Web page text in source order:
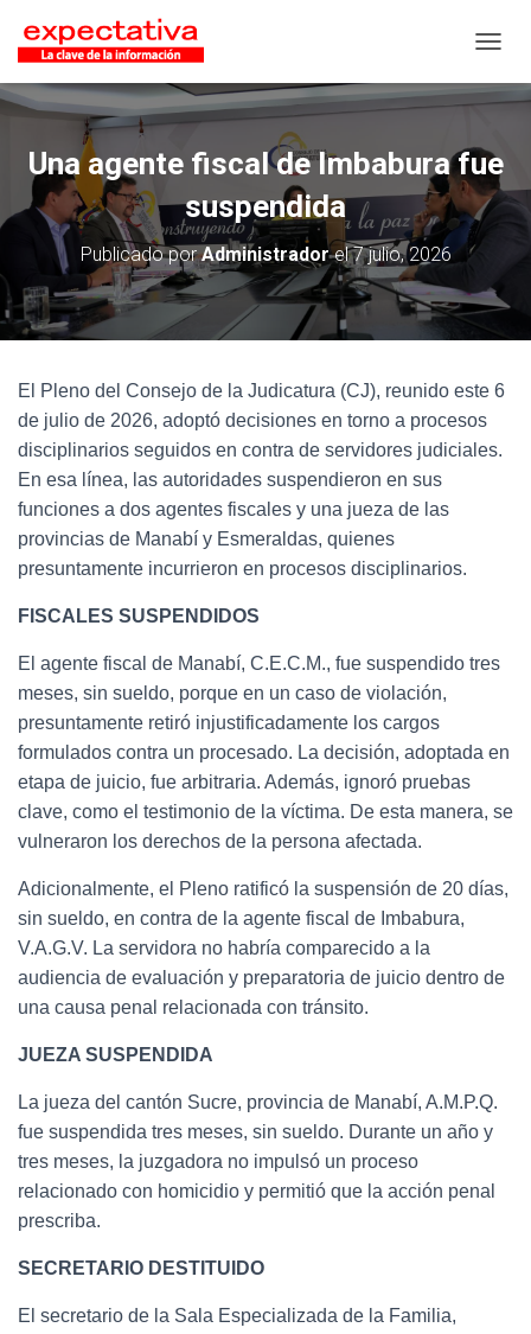
Una agente fiscal de Imbabura fue
suspendida
Publicado porAdministradorel7 julio, 2026
El Pleno del Consejo de la Judicatura (CJ), reunido este 6
de julio de 2026, adoptó decisiones en torno a procesos
disciplinarios seguidos en contra de servidores judiciales.
En esa línea, las autoridades suspendieron en sus
funciones a dos agentes fiscales y una jueza de las
provincias de Manabí y Esmeraldas, quienes
presuntamente incurrieron en procesos disciplinarios.
FISCALES SUSPENDIDOS
El agente fiscal de Manabí, C.E.C.M., fue suspendido tres
meses, sin sueldo, porque en un caso de violación,
presuntamente retiró injustificadamente los cargos
formulados contra un procesado. La decisión, adoptada en
etapa de juicio, fue arbitraria. Además, ignoró pruebas
clave, como el testimonio de la víctima. De esta manera, se
vulneraron los derechos de la persona afectada.
Adicionalmente, el Pleno ratificó la suspensión de 20 días,
sin sueldo, en contra de la agente fiscal de Imbabura,
V.A.G.V. La servidora no habría comparecido a la
audiencia de evaluación y preparatoria de juicio dentro de
una causa penal relacionada con tránsito.
JUEZA SUSPENDIDA
La jueza del cantón Sucre, provincia de Manabí, A.M.P.Q.
fue suspendida tres meses, sin sueldo. Durante un año y
tres meses, la juzgadora no impulsó un proceso
relacionado con homicidio y permitió que la acción penal
prescriba.
SECRETARIO DESTITUIDO
El secretario de la Sala Especializada de la Familia,